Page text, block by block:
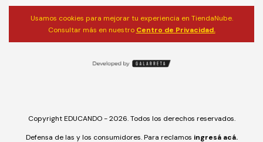
Usamos cookies para mejorar tu experiencia en TiendaNube.
Consultar más en nuestro Centro de Privacidad.
Copyright EDUCANDO - 2026. Todos los derechos reservados.
Defensa de las y los consumidores. Para reclamos ingresá acá.